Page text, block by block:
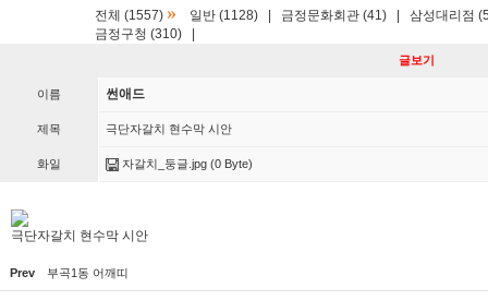
전체 (1557) » 일반 (1128) 금정문화회관 (41)
삼성대리점
금정구청 (310)
글보기
이름 썬애드
제목 극단자갈치 현수막 시안
화일 자갈치_둥글.jpg (0 Byte)
극단자갈치 현수막 시안
Prev 부곡1동 어깨띠